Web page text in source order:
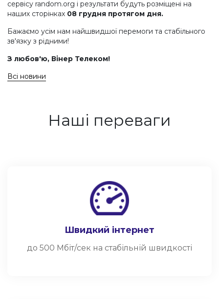
сервісу random.org і результати будуть розміщені на
наших сторінках 08 грудня протягом дня.
Бажаємо усім нам найшвидшої перемоги та стабільного
зв'язку з рідними!
З любов'ю, Вінер Телеком!
Всі новини
Наші переваги
Швидкий інтернет
до 500 Мбіт/сек на стабільній швидкості